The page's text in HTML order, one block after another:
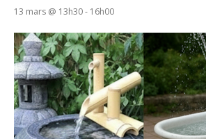
13 mars @ 13h30- 16h00